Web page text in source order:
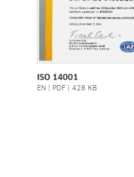
ISO 14001
EN PDF 428 KB